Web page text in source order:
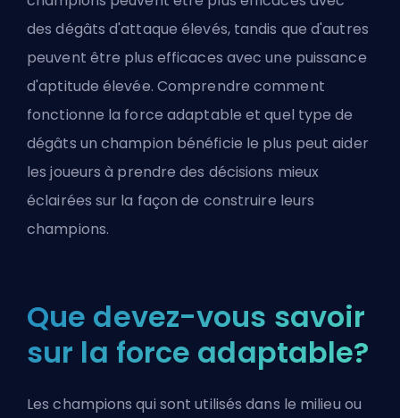
des dégâts d'attaque élevés, tandis que d'autres
peuvent être plus efficaces avec une puissance
d'aptitude élevée. Comprendre comment
fonctionne la force adaptable et quel type de
dégâts un champion bénéficie le plus peut aider
les joueurs à prendre des décisions mieux
éclairées sur la façon de construire leurs
champions.
Que devez-vous savoir
sur la force adaptable?
Les champions qui sont utilisés dans le milieu ou